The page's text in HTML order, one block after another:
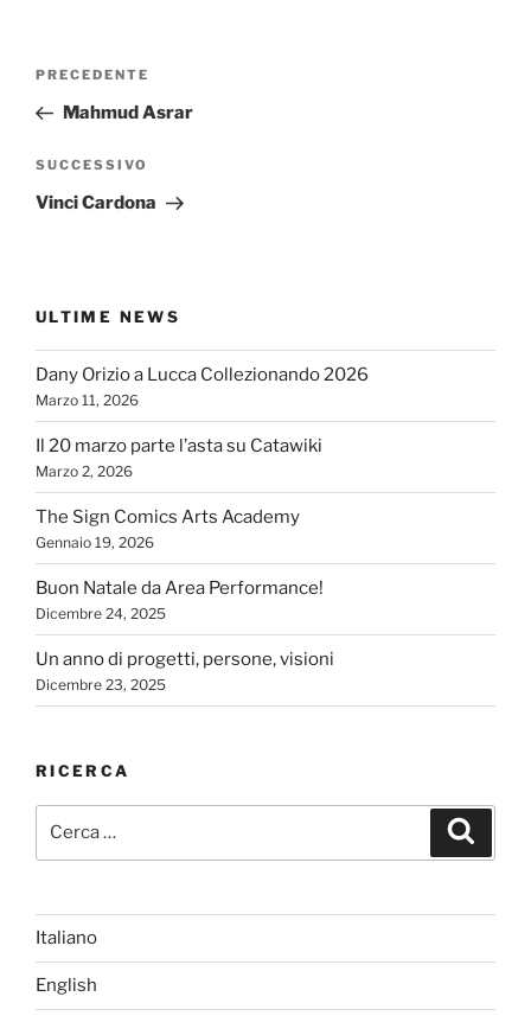
Navigazione
Articolo
precedente:
PRECEDENTE
Mahmud Asrar
Articolo
successivo
SUCCESSIVO
Vinci Cardona
ULTIME NEWS
Dany Orizio a Lucca Collezionando 2026
Marzo 11, 2026
Il 20 marzo parte l’asta su Catawiki
Marzo 2, 2026
The Sign Comics Arts Academy
Gennaio 19, 2026
Buon Natale da Area Performance!
Dicembre 24, 2025
Un anno di progetti, persone, visioni
Dicembre 23, 2025
RICERCA
Italiano
English